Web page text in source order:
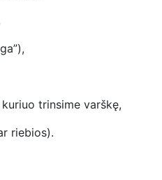
trinsime varškę,
riebios).